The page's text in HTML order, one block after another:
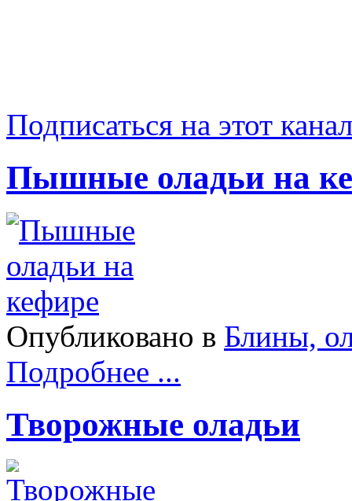
Подписаться на этот
Пышные оладьи на
Опубликовано в Блины,
Подробнее ...
Творожные оладьи